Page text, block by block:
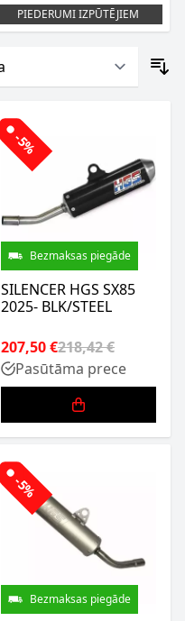
PIEDERUMI IZPŪTĒJIEM
-5%
Bezmaksas piegāde
SILENCER HGS SX85
2025- BLK/STEEL
207,50 €218,42 €
Pasūtāma prece
-5%
Bezmaksas piegāde